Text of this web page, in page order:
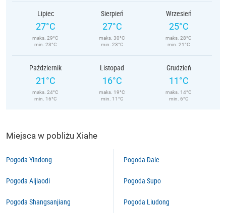
Lipiec
27°C
maks. 29°C
min. 23°C
Sierpień
27°C
maks. 30°C
min. 23°C
Wrzesień
25°C
maks. 28°C
min. 21°C
Październik
21°C
maks. 24°C
min. 16°C
Listopad
16°C
maks. 19°C
min. 11°C
Grudzień
11°C
maks. 14°C
min. 6°C
Miejsca w pobliżu Xiahe
Pogoda Yindong
Pogoda Aijiaodi
Pogoda Shangsanjiang
Pogoda Dale
Pogoda Supo
Pogoda Liudong